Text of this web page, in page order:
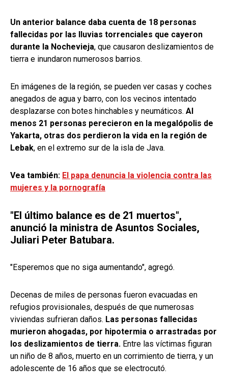
Un anterior balance daba cuenta de 18 personas
fallecidas por las lluvias torrenciales que cayeron
durante la Nochevieja, que causaron deslizamientos de
tierra e inundaron numerosos barrios.
En imágenes de la región, se pueden ver casas y coches
anegados de agua y barro, con los vecinos intentado
desplazarse con botes hinchables y neumáticos. Al
menos 21 personas perecieron en la megalópolis de
Yakarta, otras dos perdieron la vida en la región de
Lebak, en el extremo sur de la isla de Java.
Vea también: El papa denuncia la violencia contra las
mujeres y la pornografía
"El último balance es de 21 muertos",
anunció la ministra de Asuntos Sociales,
Juliari Peter Batubara.
"Esperemos que no siga aumentando", agregó.
Decenas de miles de personas fueron evacuadas en
refugios provisionales, después de que numerosas
viviendas sufrieran daños. Las personas fallecidas
murieron ahogadas, por hipotermia o arrastradas por
los deslizamientos de tierra. Entre las víctimas figuran
un niño de 8 años, muerto en un corrimiento de tierra, y un
adolescente de 16 años que se electrocutó.